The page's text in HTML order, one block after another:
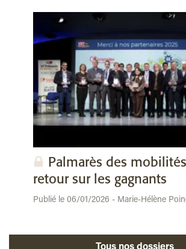
Palmarès des
retour sur les gagnants
Publié le 06/01/2026 - Marie-Hélène